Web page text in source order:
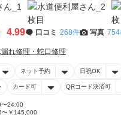
4.99 口コミ 268件 写真 754
れ修理・蛇口修理
ネット予約 日祝OK
カード可 QRコード決済可
24:00
〜￥145,000